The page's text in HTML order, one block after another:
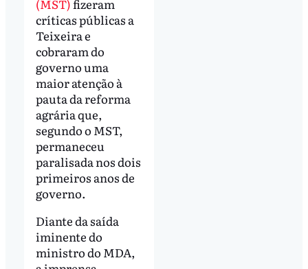
(MST)fizeram
críticas públicas a
Teixeira e
cobraram do
governo uma
maior atenção à
pauta da reforma
agrária que,
segundo o MST,
permaneceu
paralisada nos dois
primeiros anos de
governo.
Diante da saída
iminente do
ministro do MDA,